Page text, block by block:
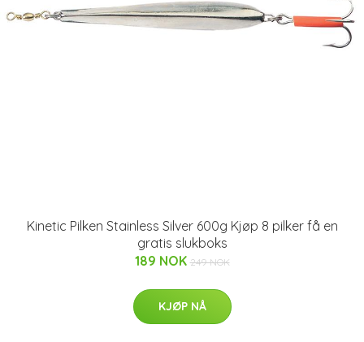
Kinetic Pilken Stainless Silver 600g Kjøp 8 pilker få en
gratis slukboks
189 NOK 249 NOK
KJØP NÅ